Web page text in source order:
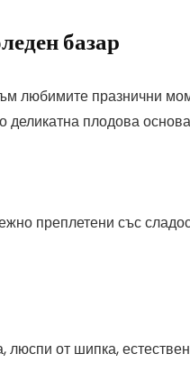
базар
любимите празнични
плодова
преплетени със
люспи от шипка,